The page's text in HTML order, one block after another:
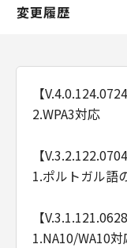
変更履歴
【
2.WPA3対応
【V.3.2.122.0704
1.ポルトガル語
【V.3.1.121.0628
1.NA10/WA10対